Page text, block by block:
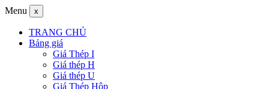
Menu x
TRANG CHỦ
Bảng giá
Giá Thép I
Giá thép H
Giá thép U
Giá Thép Hộp